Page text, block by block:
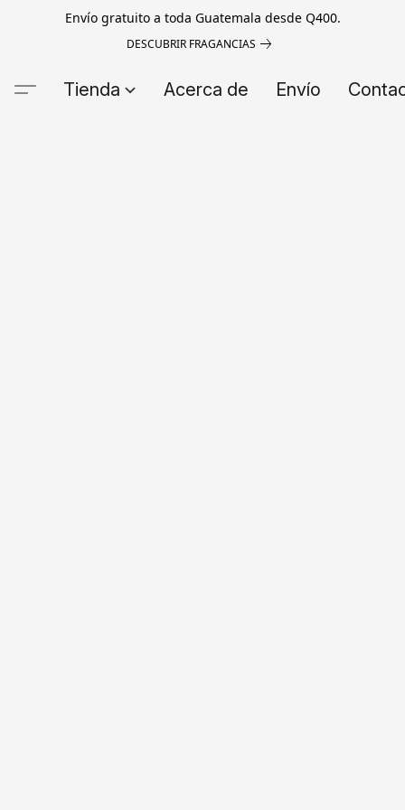
Envío gratuito a toda Guatemala desde Q400.
DESCUBRIR FRAGANCIAS
Tienda Acerca de Envío